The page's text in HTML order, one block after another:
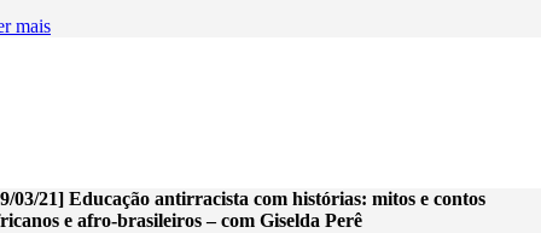
mais
03/21] Educação antirracista com histórias: mitos e contos
e afro-brasileiros – com Giselda Perê